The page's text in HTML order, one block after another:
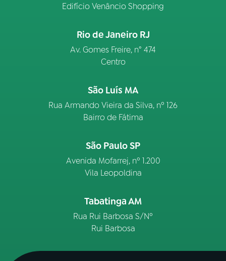
Edifício Venâncio Shopping
Rio de Janeiro RJ
Av. Gomes Freire, n° 474
Centro
São Luís MA
Rua Armando Vieira da Silva, nº 126
Bairro de Fátima
São Paulo SP
Avenida Mofarrej, nº 1.200
Vila Leopoldina
Tabatinga AM
Rua Rui Barbosa S/Nº
Rui Barbosa